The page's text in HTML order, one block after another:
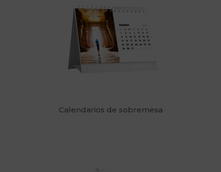
Calendarios de sobremesa